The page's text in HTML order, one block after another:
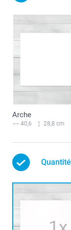
Arche
40,6 28,8 cm
Quantité